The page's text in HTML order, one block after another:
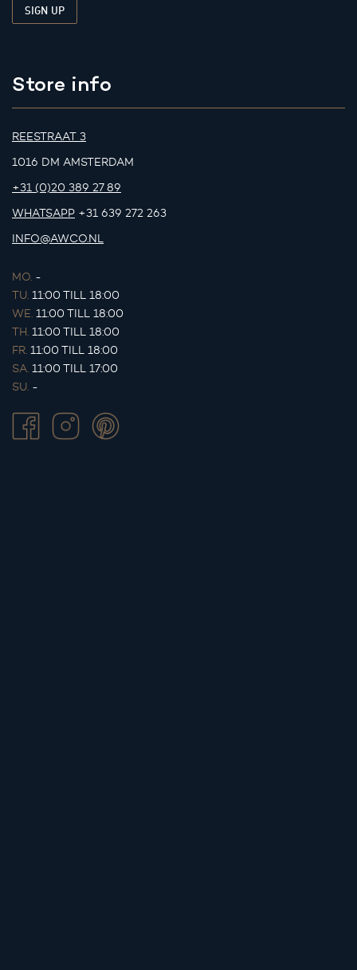
Store info
REESTRAAT 3
1016 DM AMSTERDAM
+31 (0)20 389 27 89
WHATSAPP +31 639 272 263
INFO@AWCO.NL
MO. -
TU. 11:00 TILL 18:00
WE. 11:00 TILL 18:00
TH. 11:00 TILL 18:00
FR. 11:00 TILL 18:00
SA. 11:00 TILL 17:00
SU. -